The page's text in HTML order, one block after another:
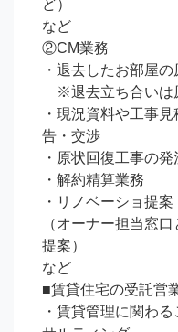
ど）
など
②CM業務
・退去したお部屋
※退去立ち合いは
・現況資料や工事
告・交渉
・原状回復工事の
・解約精算業務
・リノベーショ提案
（オーナー担当窓
提案）
など
■賃貸住宅の受託営
・賃貸管理に関わ